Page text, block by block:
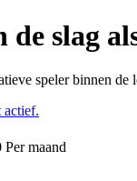
de slag
speler binnen
actief.
Per maand